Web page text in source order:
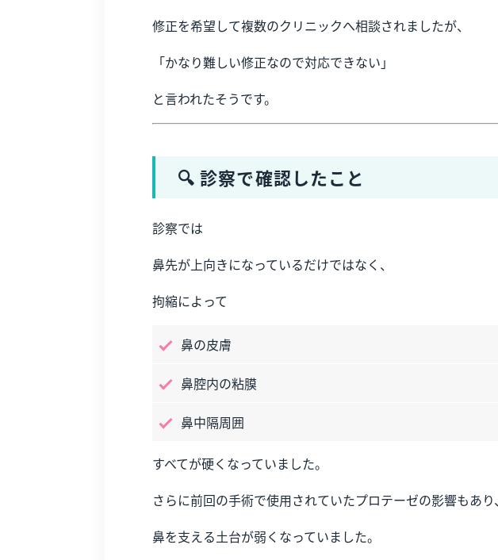
修正を希望して複数のクリニックへ相談されましたが、
「かなり難しい修正なので対応できない」
と言われたそうです。
🔍 診察で確認したこと
診察では
鼻先が上向きになっているだけではなく、
拘縮によって
鼻の皮膚
鼻腔内の粘膜
鼻中隔周囲
すべてが硬くなっていました。
さらに前回の手術で使用されていたプロテーゼの影響もあり、
鼻を支える土台が弱くなっていました。